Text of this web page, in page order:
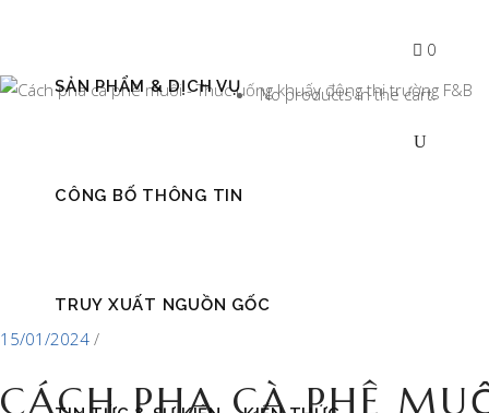
SẢN PHẨM & DỊCH VỤ
CÔNG BỐ THÔNG TIN
TRUY XUẤT NGUỒN GỐC
0
No products in the cart.
15/01/2024
CÁCH PHA CÀ PHÊ